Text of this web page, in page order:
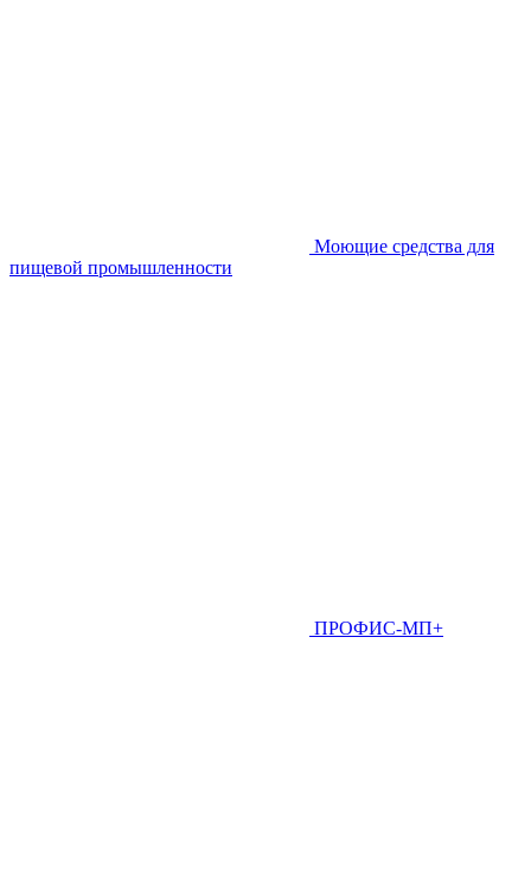
Моющие средства для
пищевой промышленности
ПРОФИС-МП+